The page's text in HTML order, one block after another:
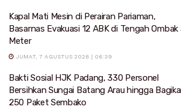
Kapal Mati Mesin di Perairan Pariaman,
Basarnas Evakuasi 12 ABK di Tengah Ombak
Meter
JUMAT, 7 AGUSTUS 2026 | 06:39
Bakti Sosial HJK Padang, 330 Personel
Bersihkan Sungai Batang Arau hingga
250 Paket Sembako